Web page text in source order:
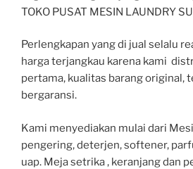
TOKO PUSAT MESIN LAUNDRY
Perlengkapan yang di jual selalu
harga terjangkau karena kami
pertama, kualitas barang original,
bergaransi.
Kami menyediakan mulai dari
pengering, deterjen, softener,
uap. Meja setrika , keranjang dan